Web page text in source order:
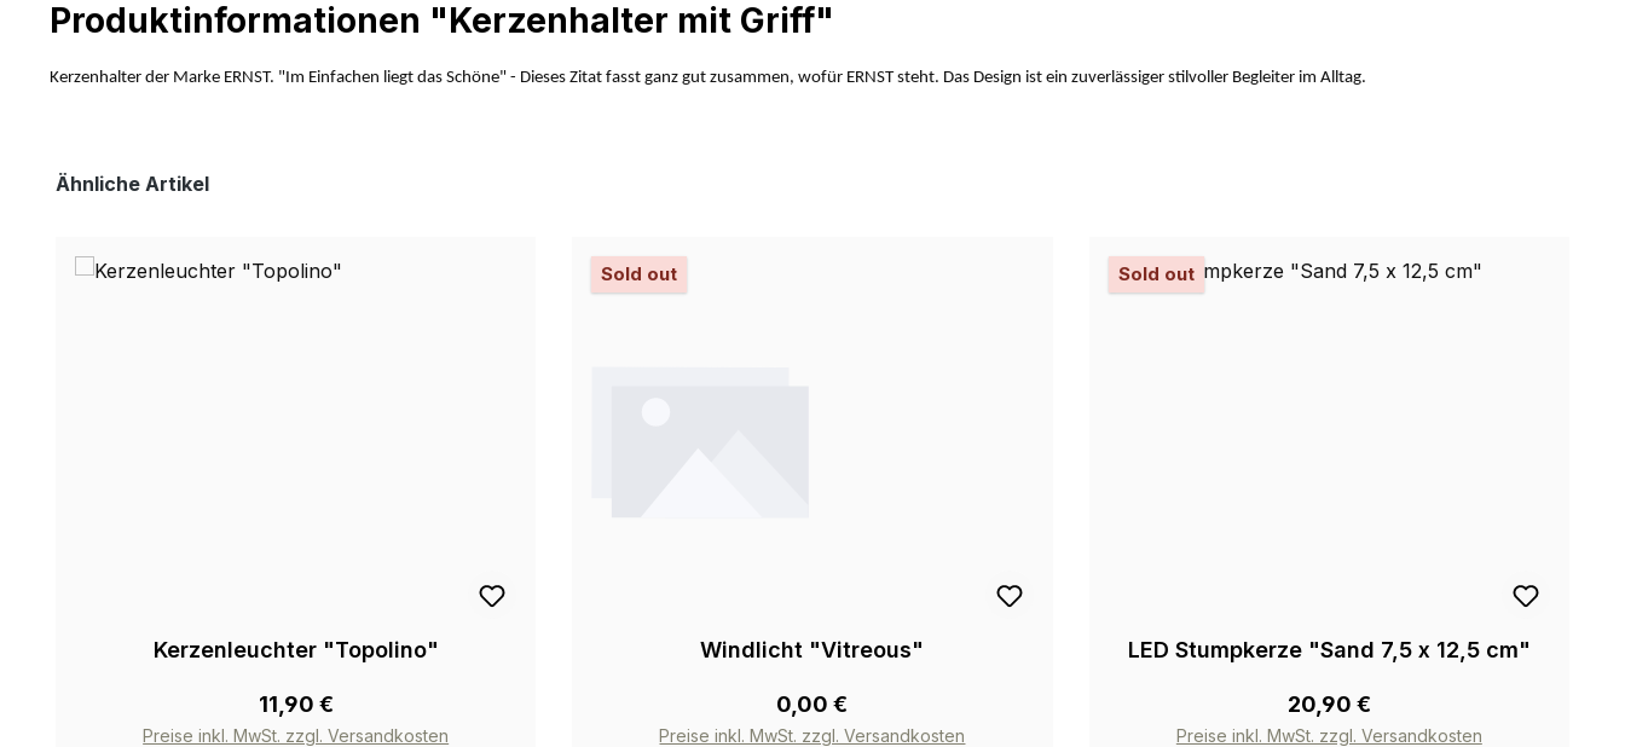
Produktinformationen "Kerzenhalter mit Griff"
Kerzenhalter der Marke ERNST. "Im Einfachen liegt das Schöne" - Dieses Zitat fasst ganz gut zusammen, wofür ERNST steht. Das Design ist ein zuverlässiger stilvoller Begleiter im Alltag.
Produktgalerie überspringen
Ähnliche Artikel
Kerzenleuchter "Topolino"
11,90 €
Preise inkl. MwSt. zzgl. Versandkosten
Sold out
Windlicht "Vitreous"
0,00 €
Preise inkl. MwSt. zzgl. Versandkosten
Sold out
LED Stumpkerze "Sand 7,5 x 12,5 cm"
20,90 €
Preise inkl. MwSt. zzgl. Versandkosten